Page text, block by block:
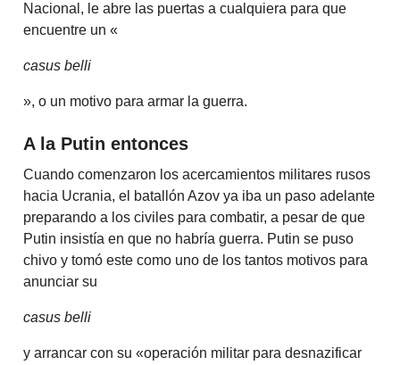
Nacional, le abre las puertas a cualquiera para que
encuentre un «
casus belli
», o un motivo para armar la guerra.
A la Putin entonces
Cuando comenzaron los acercamientos militares rusos
hacia Ucrania, el batallón Azov ya iba un paso adelante
preparando a los civiles para combatir, a pesar de que
Putin insistía en que no habría guerra. Putin se puso
chivo y tomó este como uno de los tantos motivos para
anunciar su
casus belli
y arrancar con su «operación militar para desnazificar